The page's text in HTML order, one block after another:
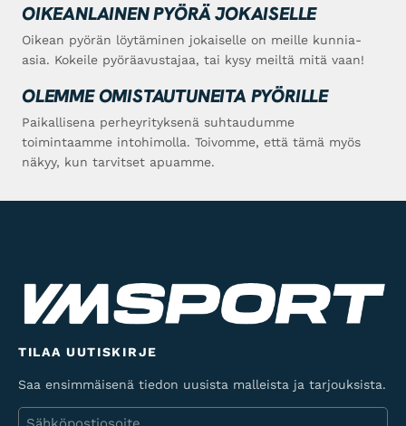
OIKEANLAINEN PYÖRÄ JOKAISELLE
Oikean pyörän löytäminen jokaiselle on meille kunnia-
asia. Kokeile pyöräavustajaa, tai kysy meiltä mitä vaan!
OLEMME OMISTAUTUNEITA PYÖRILLE
Paikallisena perheyrityksenä suhtaudumme
toimintaamme intohimolla. Toivomme, että tämä myös
näkyy, kun tarvitset apuamme.
TILAA UUTISKIRJE
Saa ensimmäisenä tiedon uusista malleista ja tarjouksista.
Sähköposti